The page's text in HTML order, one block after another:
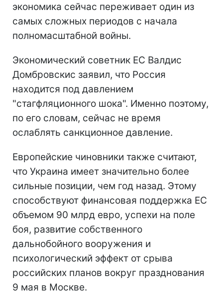
экономика сейчас переживает один из
самых сложных периодов с начала
полномасштабной войны.
Экономический советник ЕС Валдис
Домбровскис заявил, что Россия
находится под давлением
"стагфляционного шока". Именно поэтому,
по его словам, сейчас не время
ослаблять санкционное давление.
Европейские чиновники также считают,
что Украина имеет значительно более
сильные позиции, чем год назад. Этому
способствуют финансовая поддержка ЕС
объемом 90 млрд евро, успехи на поле
боя, развитие собственного
дальнобойного вооружения и
психологический эффект от срыва
российских планов вокруг празднования
9 мая в Москве.